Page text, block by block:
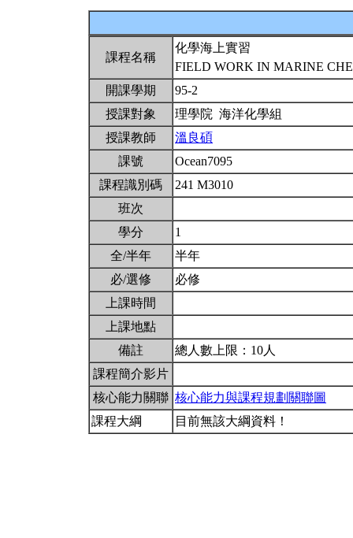
課程名稱
化學海上實習
FIELD WORK IN MARINE
開課學期
95-2
授課對象
理學院 海洋化學組
授課教師
溫良碩
課號
Ocean7095
課程識別碼
241 M3010
班次
學分
1
全/半年
半年
必/選修
必修
上課時間
上課地點
備註
總人數上限：10人
課程簡介影片
核心能力關聯 核心能力與課程規劃關聯圖
課程大綱
目前無該大綱資料！